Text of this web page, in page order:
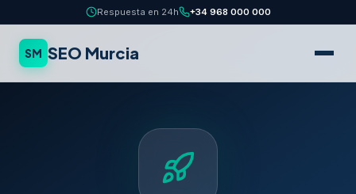
Respuesta en 24h +34 968 000 000
SM SEO Murcia